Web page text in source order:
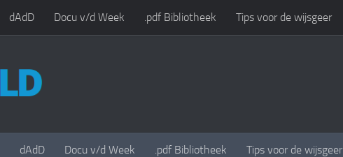
dAdD Docu v/d Week .pdf Bibliotheek Tips voor de wijsgeer
dAdD Docu v/d Week .pdf Bibliotheek Tips voor de wijsgeer